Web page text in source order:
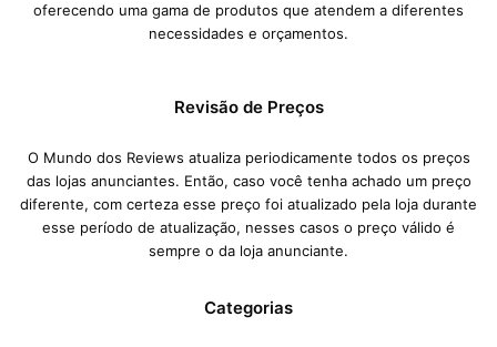
oferecendo uma gama de produtos que atendem a diferentes
necessidades e orçamentos.
Revisão de Preços
O Mundo dos Reviews atualiza periodicamente todos os preços
das lojas anunciantes. Então, caso você tenha achado um preço
diferente, com certeza esse preço foi atualizado pela loja durante
esse período de atualização, nesses casos o preço válido é
sempre o da loja anunciante.
Categorias